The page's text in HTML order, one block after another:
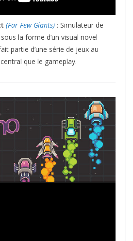
(Far Few Giants) : Simulateur de
la forme d’un visual novel
partie d’une série de jeux au
que le gameplay.